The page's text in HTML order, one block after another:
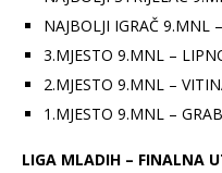
NAJBOLJI IGRAČ 9.MNL
3.MJESTO 9.MNL –
2.MJESTO 9.MNL –
1.MJESTO 9.MNL – GRAB
LIGA MLADIH – FINALNA